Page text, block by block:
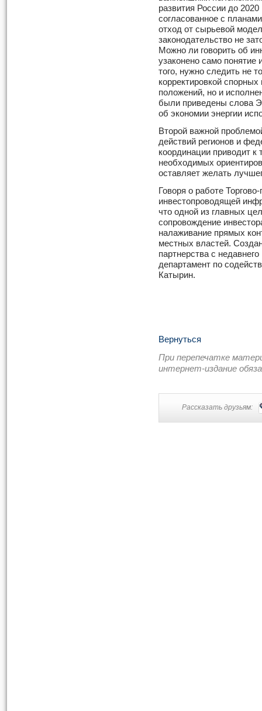
развития России до
согласованное с
отход от сырьевой
законодательство не
Можно ли говорить об
узаконено само понятие
того, нужно следить не
корректировкой
положений, но и
были приведены слова
об экономии энергии
Второй важной
действий регионов и
координации приводит к
необходимых
оставляет желать
Говоря о работе
инвестопроводящей
что одной из главных
сопровождение
налаживание прямых
местных властей.
партнерства с
департамент по
Катырин.
Вернуться
При перепечатке
интернет-издание
Рассказать друзьям: